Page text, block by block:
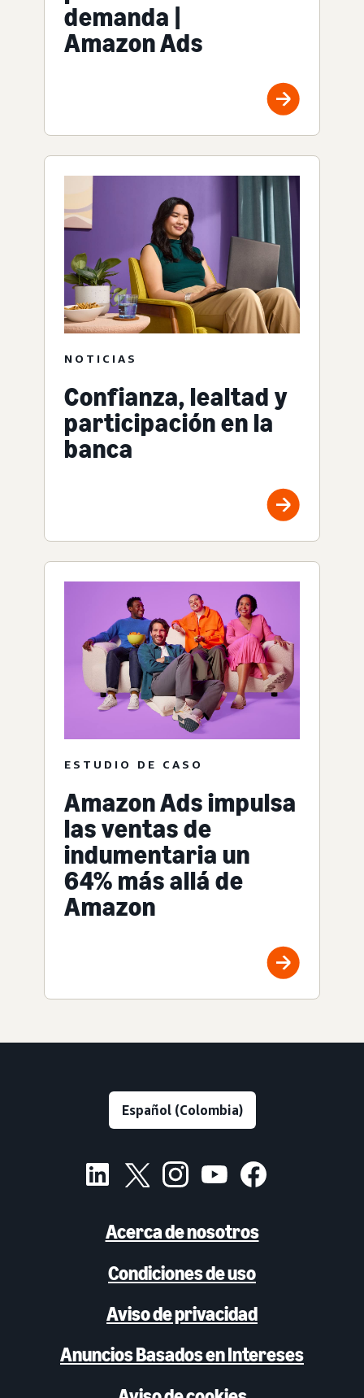
demanda |
Amazon Ads
NOTICIAS
Confianza, lealtad y
participación en la
banca
ESTUDIO DE CASO
Amazon Ads impulsa
las ventas de
indumentaria un
64% más allá de
Amazon
Acerca de nosotros
Condiciones de uso
Aviso de privacidad
Anuncios Basados en Intereses